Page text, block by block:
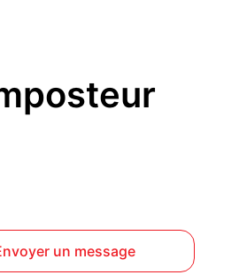
un message